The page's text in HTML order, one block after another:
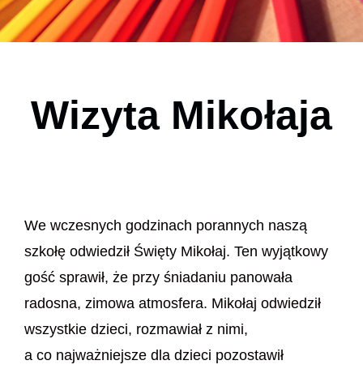
Wizyta Mikołaja
We wczesnych godzinach porannych naszą
szkołę odwiedził Święty Mikołaj. Ten wyjątkowy
gość sprawił, że przy śniadaniu panowała
radosna, zimowa atmosfera. Mikołaj odwiedził
wszystkie dzieci, rozmawiał z nimi,
a co najważniejsze dla dzieci pozostawił